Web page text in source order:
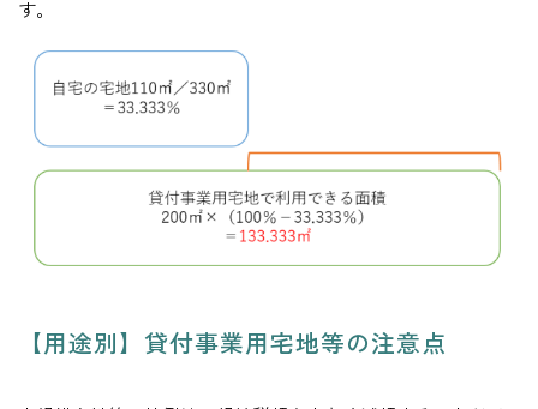
す。
【用途別】貸付事業用宅地等の注意点